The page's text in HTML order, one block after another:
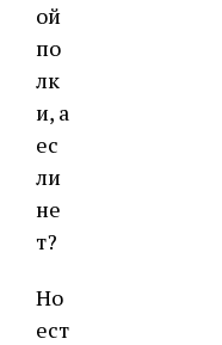
ой
по
лк
и, а
ес
ли
не
т?
Но
ест